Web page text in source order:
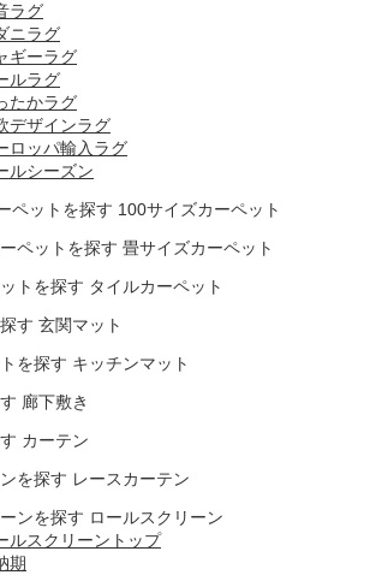
ラグ
ニラグ
ギーラグ
ルラグ
たかラグ
デザインラグ
ロッパ輸入ラグ
ルシーズン
100サイズカーペット
畳サイズカーペット
タイルカーペット
玄関マット
キッチンマット
廊下敷き
カーテン
レースカーテン
ロールスクリーン
ルスクリーントップ
期